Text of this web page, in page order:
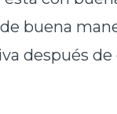
buena
después